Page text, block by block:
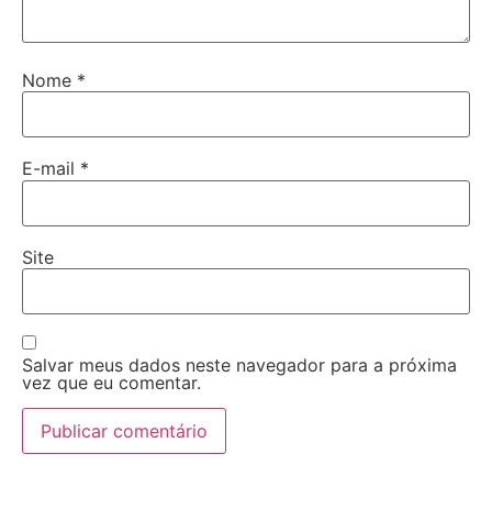
Nome *
E-mail *
Site
Salvar meus dados neste navegador para a próxima
vez que eu comentar.